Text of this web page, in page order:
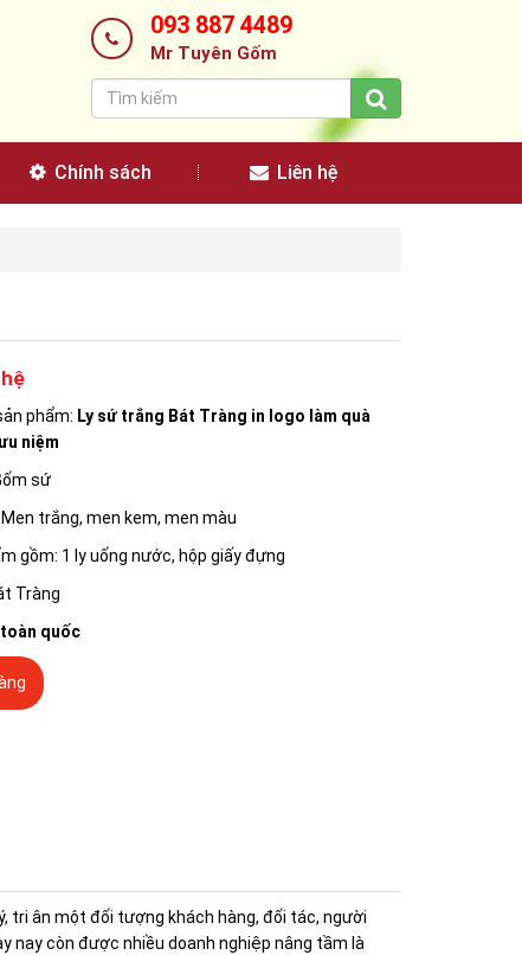
093 887 4489
Mr Tuyên Gốm
Chính sách Liên hệ
phẩm: Ly sứ trắng Bát Tràng in logo làm quà
niệm
sứ
Men trắng, men kem, men màu
gồm: 1 ly uống nước, hộp giấy đựng
Tràng
quốc
tri ân một đối tượng khách hàng, đối tác, người
nay còn được nhiều doanh nghiệp nâng tầm là